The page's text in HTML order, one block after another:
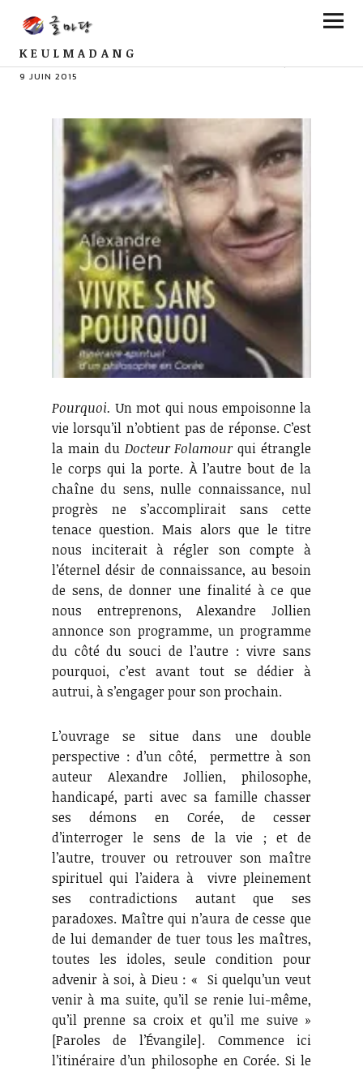
KEULMADANG
9 JUIN 2015
Pourquoi. Un mot qui nous empoisonne la
vie lorsqu’il n’obtient pas de réponse. C’est
la main du Docteur Folamourqui étrangle
le corps qui la porte. À l’autre bout de la
chaîne du sens, nulle connaissance, nul
progrès ne s’accomplirait sans cette
tenace question. Mais alors que le titre
nous inciterait à régler son compte à
l’éternel désir de connaissance, au besoin
de sens, de donner une finalité à ce que
nous entreprenons, Alexandre Jollien
annonce son programme, un programme
du côté du souci de l’autre : vivre sans
pourquoi, c’est avant tout se dédier à
autrui, à s’engager pour son prochain.
L’ouvrage se situe dans une double
perspective : d’un côté, permettre à son
auteur Alexandre Jollien, philosophe,
handicapé, parti avec sa famille chasser
ses démons en Corée, de cesser
d’interroger le sens de la vie ; et de
l’autre, trouver ou retrouver son maître
spirituel qui l’aidera à vivre pleinement
ses contradictions autant que ses
paradoxes. Maître qui n’aura de cesse que
de lui demander de tuer tous les maîtres,
toutes les idoles, seule condition pour
advenir à soi, à Dieu : « Si quelqu’un veut
venir à ma suite, qu’il se renie lui-même,
qu’il prenne sa croix et qu’il me suive »
[Paroles de l’Évangile]. Commence ici
l’itinéraire d’un philosophe en Corée. Si le